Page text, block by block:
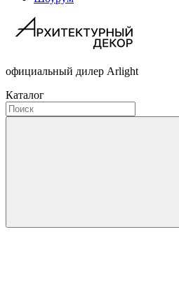
официальный дилер Arlight
Каталог